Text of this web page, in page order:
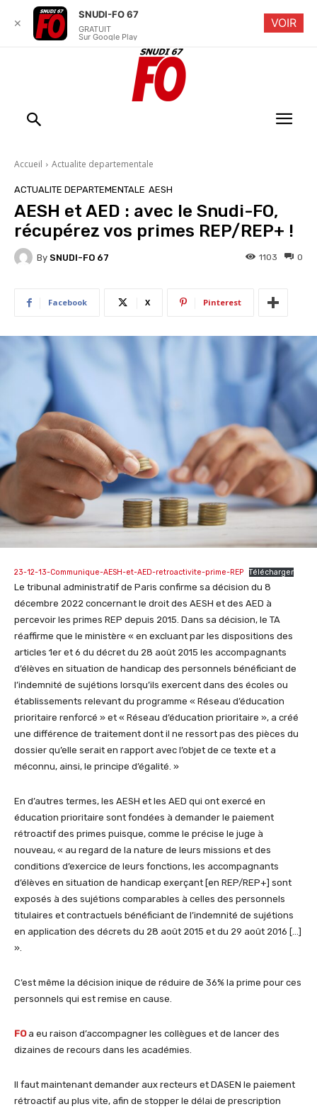
Accueil Actualite departementale
ACTUALITE DEPARTEMENTALE AESH
AESH et AED : avec le Snudi-FO,
récupérez vos primes REP/REP+ !
By SNUDI-FO 67 0
1103
Facebook X Pinterest
23-12-13-Communique-AESH-et-AED-retroactivite-prime-REP Télécharger
Le tribunal administratif de Paris confirme sa décision du 8
décembre 2022 concernant le droit des AESH et des AED à
percevoir les primes REP depuis 2015. Dans sa décision, le TA
réaffirme que le ministère « en excluant par les dispositions des
articles 1er et 6 du décret du 28 août 2015 les accompagnants
d’élèves en situation de handicap des personnels bénéficiant de
l’indemnité de sujétions lorsqu’ils exercent dans des écoles ou
établissements relevant du programme « Réseau d’éducation
prioritaire renforcé » et « Réseau d’éducation prioritaire », a créé
une différence de traitement dont il ne ressort pas des pièces du
dossier qu’elle serait en rapport avec l’objet de ce texte et a
méconnu, ainsi, le principe d’égalité. »
En d’autres termes, les AESH et les AED qui ont exercé en
éducation prioritaire sont fondées à demander le paiement
rétroactif des primes puisque, comme le précise le juge à
nouveau, « au regard de la nature de leurs missions et des
conditions d’exercice de leurs fonctions, les accompagnants
d’élèves en situation de handicap exerçant [en REP/REP+] sont
exposés à des sujétions comparables à celles des personnels
titulaires et contractuels bénéficiant de l’indemnité de sujétions
en application des décrets du 28 août 2015 et du 29 août 2016 […]
».
C’est même la décision inique de réduire de 36% la prime pour ces
personnels qui est remise en cause.
FOa eu raison d’accompagner les collègues et de lancer des
dizaines de recours dans les académies.
Il faut maintenant demander aux recteurs et DASEN le paiement
rétroactif au plus vite, afin de stopper le délai de prescription
✕
SNUDI-FO 67
GRATUIT
Sur Google Play
VOIR